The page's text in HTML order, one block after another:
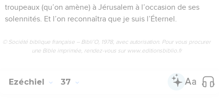
troupeaux (qu’on amène) à Jérusalem à l’occasion de ses
solennités. Et l’on reconnaîtra que je suis l’Éternel.
© Société biblique française – Bibli’O, 1978, avec autorisation. Pour vous procurer
une Bible imprimée, rendez-vous sur www.editionsbiblio.fr
Ezéchiel 37